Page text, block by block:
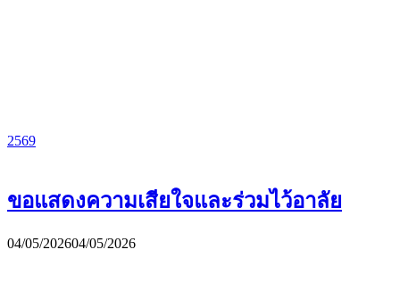
2569
ขอแสดงความเสียใจและร่วมไว้อาลัย
04/05/202604/05/2026